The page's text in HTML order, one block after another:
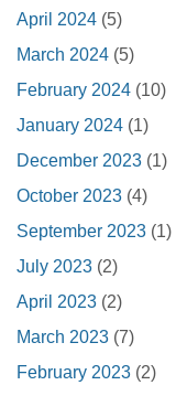
April 2024 (5)
March 2024 (5)
February 2024 (10)
January 2024 (1)
December 2023 (1)
October 2023 (4)
September 2023 (1)
July 2023 (2)
April 2023 (2)
March 2023 (7)
February 2023 (2)